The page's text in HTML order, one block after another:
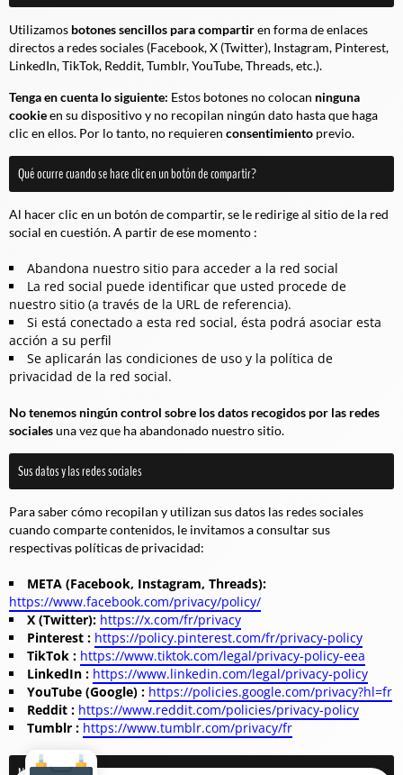
Utilizamos botones sencillos para compartiren forma de enlaces
directos a redes sociales (Facebook, X (Twitter), Instagram, Pinterest,
LinkedIn, TikTok, Reddit, Tumblr, YouTube, Threads, etc.).
Tenga en cuenta lo siguiente: Estos botones no colocan ninguna
cookieen su dispositivo y no recopilan ningún dato hasta que haga
clic en ellos. Por lo tanto, no requieren consentimiento previo.
Qué ocurre cuando se hace clic en un botón de compartir?
Al hacer clic en un botón de compartir, se le redirige al sitio de la red
social en cuestión. A partir de ese momento :
Abandona nuestro sitio para acceder a la red social
La red social puede identificar que usted procede de
nuestro sitio (a través de la URL de referencia).
Si está conectado a esta red social, ésta podrá asociar esta
acción a su perfil
Se aplicarán las condiciones de uso y la política de
privacidad de la red social.
No tenemos ningún control sobre los datos recogidos por las redes
socialesuna vez que ha abandonado nuestro sitio.
Sus datos y las redes sociales
Para saber cómo recopilan y utilizan sus datos las redes sociales
cuando comparte contenidos, le invitamos a consultar sus
respectivas políticas de privacidad:
META (Facebook, Instagram, Threads):
https://www.facebook.com/privacy/policy/
X (Twitter): https://x.com/fr/privacy
Pinterest : https://policy.pinterest.com/fr/privacy-policy
TikTok : https://www.tiktok.com/legal/privacy-policy-eea
LinkedIn : https://www.linkedin.com/legal/privacy-policy
YouTube (Google) : https://policies.google.com/privacy?hl=fr
Reddit : https://www.reddit.com/policies/privacy-policy
Tumblr : https://www.tumblr.com/privacy/fr